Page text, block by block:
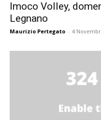
Imoco Volley,
Legnano
Maurizio Pertegato - 4